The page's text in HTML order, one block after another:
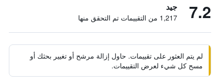
7.2 جيد
1,217 من التقييمات تم التحقق منها
لم يتم العثور على تقييمات. حاول إزالة مرشح أو تغيير بحثك أو
مسح كل شيء لعرض التقييمات.